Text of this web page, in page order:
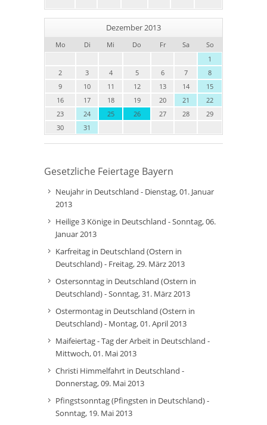
Dezember 2013
Mo Di Mi Do Fr Sa
So
1
2
3 4 5 6 7
8
9
10 11 12 13 14
15
16
17 18 19 20 21
22
23
24 25 26 27 28
29
30
31
Gesetzliche Feiertage Bayern
Neujahr in Deutschland - Dienstag, 01. Januar
2013
Heilige 3 Könige in Deutschland - Sonntag, 06.
Januar 2013
Karfreitag in Deutschland (Ostern in
Deutschland) - Freitag, 29. März 2013
Ostersonntag in Deutschland (Ostern in
Deutschland) - Sonntag, 31. März 2013
Ostermontag in Deutschland (Ostern in
Deutschland) - Montag, 01. April 2013
Maifeiertag - Tag der Arbeit in Deutschland -
Mittwoch, 01. Mai 2013
Christi Himmelfahrt in Deutschland -
Donnerstag, 09. Mai 2013
Pfingstsonntag (Pfingsten in Deutschland) -
Sonntag, 19. Mai 2013